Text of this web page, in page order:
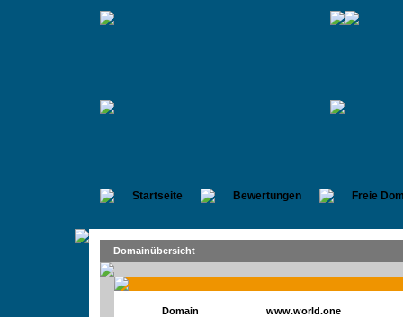
Startseite Bewertungen Freie
Domainübersicht
Domain www.world.one